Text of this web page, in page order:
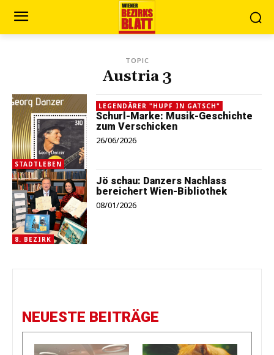
TOPIC
Austria 3
STADTLEBEN
LEGENDÄRER "HUPF IN GATSCH"
Schurl-Marke: Musik-Geschichte
zum Verschicken
26/06/2026
8. BEZIRK
Jö schau: Danzers Nachlass
bereichert Wien-Bibliothek
08/01/2026
NEUESTE BEITRÄGE